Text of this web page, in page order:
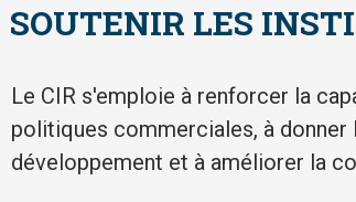
SOUTENIR LES
Le CIR s'emploie à renforcer la
politiques commerciales, à
développement et à améliorer la